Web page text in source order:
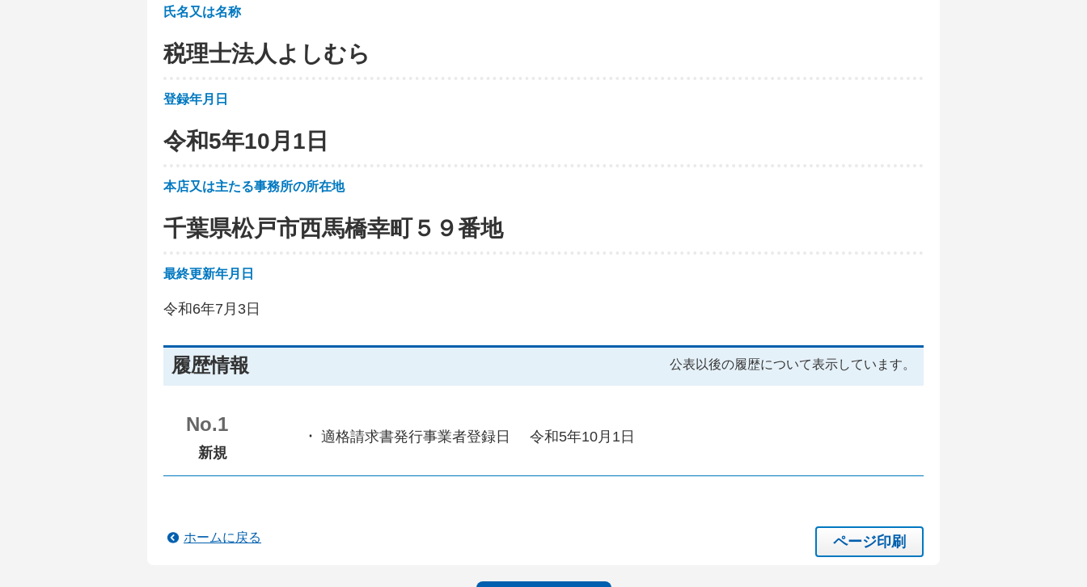
氏名又は名称
税理士法人よしむら
登録年月日
令和5年10月1日
本店又は主たる事務所の所在地
千葉県松戸市西馬橋幸町５９番地
最終更新年月日
令和6年7月3日
履歴情報 公表以後の履歴について表示しています。
No.1
新規
適格請求書発行事業者登録日 令和5年10月1日
ページ印刷
ホームに戻る